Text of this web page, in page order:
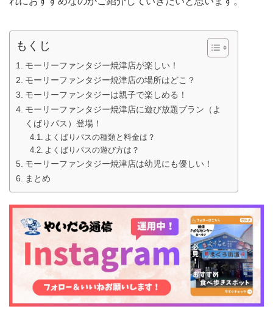
もくじ
モーリーファンタジー焼津店が楽しい！
モーリーファンタジー焼津店の場所はどこ？
モーリーファンタジーは親子で楽しめる！
モーリーファンタジー焼津店に遊び放題プラン（よ
くばりパス）登場！
よくばりパスの種類と料金は？
よくばりパスの遊び方は？
モーリーファンタジー焼津店は幼児にも優しい！
まとめ